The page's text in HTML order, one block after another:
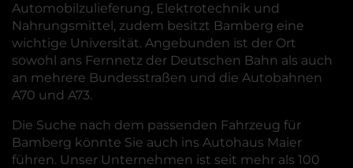
Automobilzulieferung, Elektrotechnik und
Nahrungsmittel, zudem besitzt Bamberg eine
wichtige Universität. Angebunden ist der Ort
sowohl ans Fernnetz der Deutschen Bahn als auch
an mehrere Bundesstraßen und die Autobahnen
A70 und A73.
Die Suche nach dem passenden Fahrzeug für
Bamberg könnte Sie auch ins Autohaus Maier
führen. Unser Unternehmen ist seit mehr als 100